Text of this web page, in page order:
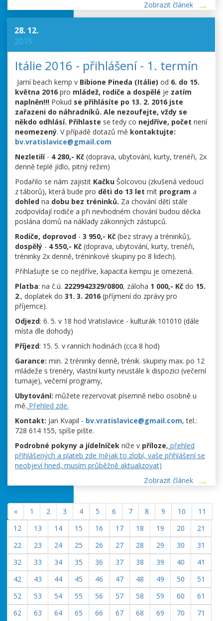
Zobrazit článek
28. 12.
2015
Itálie 2016 - přihlášení - 1. termín
Jarní beach kemp v Bibione Pineda (Itálie) od 6. do 15.
května 2016 pro mládež, rodiče a dospělé je zatím
naplněn!!! Pokud se přihlásíte po 13. 2. 2016 jste
zařazeni do náhradníků. Ale nezoufejte, vždy se
někdo odhlásí. Přihlaste se tedy co nejdříve, počet není
neomezený. V případě dotazů mě kontaktujte:
bv.vratislavice@gmail.com
Nezletilí - 4 280,- Kč (doprava, ubytování, kurty, trenéři, 2x
denně teplé jídlo, pitný režim)
Podařilo se nám zajistit Kačku Šolcovou (zkušená vedoucí
z táborů), která bude pro děti do 13 let mít program a
dohled na dobu bez tréninků. Za chování dětí stále
zodpovídají rodiče a při nevhodném chování budou děcka
poslána domů na náklady zákonných zástupců.
Rodiče, doprovod - 3 950,- Kč (bez stravy a tréninků),
dospělý - 4 550,- Kč (doprava, ubytování, kurty, trenéři,
tréninky 2x denně, tréninkové skupiny po 8 lidech).
Přihlašujte se co nejdříve, kapacita kempu je omezená.
Platba: na č.ú. 2229942329/0800, záloha 1 000,- Kč do 15.
2., doplatek do 31. 3. 2016 (příjmení do zprávy pro
příjemce).
Odjezd: 6. 5. v 18 hod Vratislavice - kulturák 101010 (dále
místa dle dohody)
Příjezd: 15. 5. v ranních hodinách (cca 8 hod)
Garance: min. 2 tréninky denně, trénik. skupiny max. po 12
mládeže s trenéry, vlastní kurty neustále k dispozici (večerní
turnaje), večerní programy,
Ubytování: můžete rezervovat písemně nebo osobně u
mě. Přehled zde.
Kontakt: Jan Kvapil - bv.vratislavice@gmail.com, tel.:
728 614 155, spíše pište.
Podrobné pokyny a jídelníček níže v příloze, přehled
přihlášených a plateb zde (nějak to zlobí, vaše přihlášení se
neobjeví hned, musím průběžně aktualizovat)
Zobrazit článek
« 1 2 3 4 5 6 7 8 9 10
11
12
13 14 15 16 17 18 19 20
21
22
23 24 25 26 27 28 29 30
31
32
33 34 35 36 37 38 39 40
41
42
43 44 45 46 47 48 49 50
51
52
53 54 55 56 57 58 59 60
61
62
63 64 65 66 67 68 69 70 71